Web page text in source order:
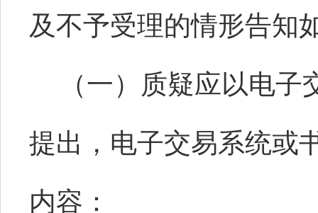
及不予受理的情形告知
（一）质疑应以电
提出，电子交易系统或
内容：